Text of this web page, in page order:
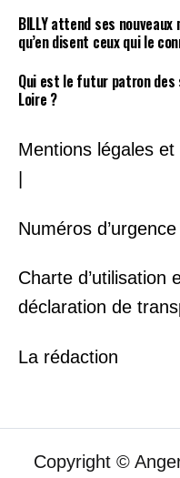
BILLY attend ses nouveaux
qu’en disent ceux qui le
Qui est le futur patron des
Loire ?
Mentions légales
Numéros
Charte d’utilisation
déclaration de
La rédaction
Copyright ©